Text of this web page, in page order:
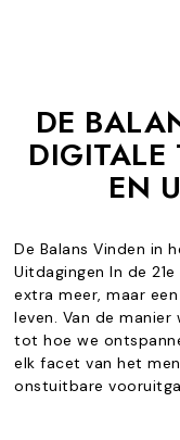
DE
DIGITALE
EN
De Balans Vinden in
Uitdagingen In de
extra meer, maar
leven. Van de
tot hoe we
elk facet van het
onstuitbare